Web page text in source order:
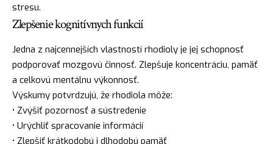
stresu.
Zlepšenie kognitívnych funkcií
Jedna z najcennejších vlastností rhodioly je jej schopnosť
podporovať mozgovú činnosť. Zlepšuje koncentráciu, pamäť
a celkovú mentálnu výkonnosť.
Výskumy potvrdzujú, že rhodiola môže:
• Zvýšiť pozornosť a sústredenie
• Urýchliť spracovanie informácií
• Zlepšiť krátkodobú i dlhodobú pamäť